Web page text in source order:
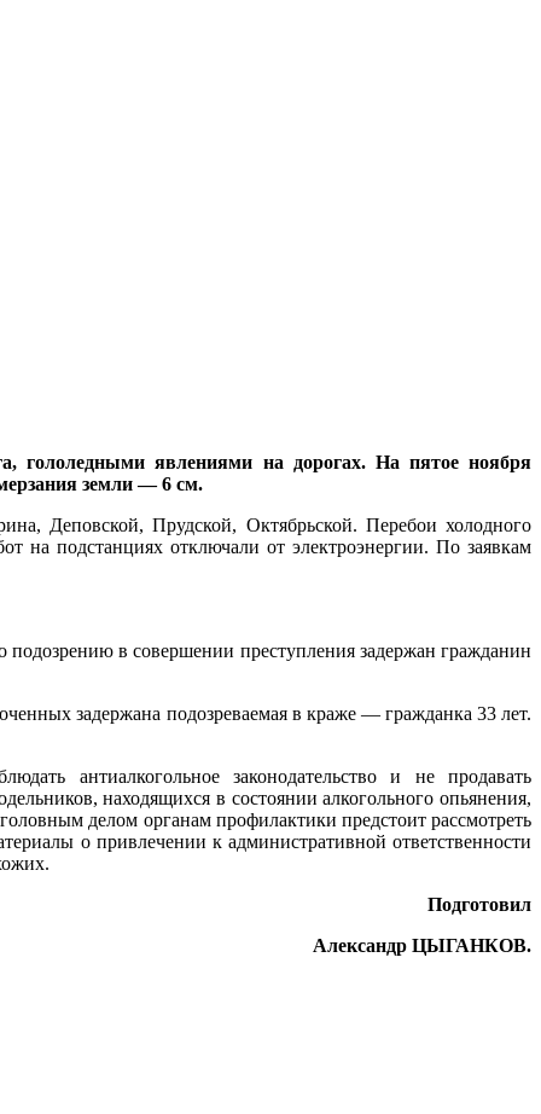
гололедными явлениями на дорогах. На пятое ноября
земли — 6 см.
Деповской, Прудской, Октябрьской. Перебои холодного
на подстанциях отключали от электроэнергии. По заявкам
в совершении преступления задержан гражданин
задержана подозреваемая в краже — гражданка 33 лет.
антиалкогольное законодательство и не продавать
находящихся в состоянии алкогольного опьянения,
делом органам профилактики предстоит рассмотреть
о привлечении к административной ответственности
Подготовил
Александр ЦЫГАНКОВ.